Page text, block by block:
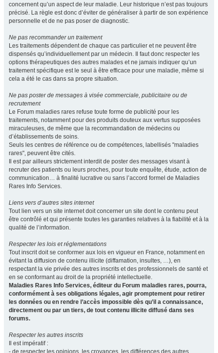
concernent qu’un aspect de leur maladie. Leur historique n’est pas toujours
précisé. La règle est donc d’éviter de généraliser à partir de son expérience
personnelle et de ne pas poser de diagnostic.
Ne pas recommander un traitement
Les traitements dépendent de chaque cas particulier et ne peuvent être
dispensés qu’individuellement par un médecin. Il faut donc respecter les
options thérapeutiques des autres malades et ne jamais indiquer qu’un
traitement spécifique est le seul à être efficace pour une maladie, même si
cela a été le cas dans sa propre situation.
Ne pas poster de messages à visée commerciale, publicitaire ou de
recrutement
Le Forum maladies rares refuse toute forme de publicité pour les
traitements, notamment pour des produits douteux aux vertus supposées
miraculeuses, de même que la recommandation de médecins ou
d’établissements de soins.
Seuls les centres de référence ou de compétences, labellisés "maladies
rares", peuvent être cités.
Il est par ailleurs strictement interdit de poster des messages visant à
recruter des patients ou leurs proches, pour toute enquête, étude, action de
communication… à finalité lucrative ou sans l’accord formel de Maladies
Rares Info Services.
Liens vers d’autres sites internet
Tout lien vers un site internet doit concerner un site dont le contenu peut
être contrôlé et qui présente toutes les garanties relatives à la fiabilité et à la
qualité de l’information.
Respecter les lois et réglementations
Tout inscrit doit se conformer aux lois en vigueur en France, notamment en
évitant la diffusion de contenu illicite (diffamation, insultes, …), en
respectant la vie privée des autres inscrits et des professionnels de santé et
en se conformant au droit de la propriété intellectuelle.
Maladies Rares Info Services, éditeur du Forum maladies rares, pourra,
conformément à ses obligations légales, agir promptement pour retirer
les données ou en rendre l’accès impossible dès qu’il a connaissance,
directement ou par un tiers, de tout contenu illicite diffusé dans ses
forums.
Respecter les autres inscrits
Il est impératif :
- de respecter les opinions, les croyances, les différences des autres